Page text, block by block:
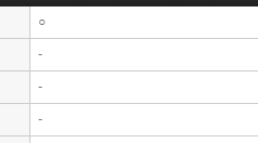
○
-
-
-